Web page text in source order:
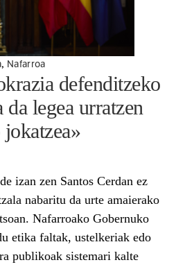
, Nafarroa
defenditzeko
legea urratzen
izan zen Santos Cerdan ez
nabaritu da urte amaierako
Nafarroako Gobernuko
etika faltak, ustelkeriak edo
publikoak sistemari kalte